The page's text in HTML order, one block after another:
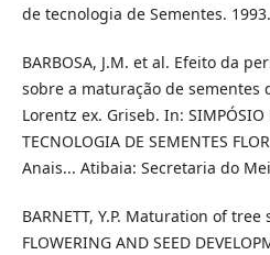
de tecnologia de Sementes.
BARBOSA, J.M. et al. Efeito da
sobre a maturação de sementes
Lorentz ex. Griseb. In: SIMPÓSIO
TECNOLOGIA DE SEMENTES
Anais... Atibaia: Secretaria do
BARNETT, Y.P. Maturation of tree
FLOWERING AND SEED